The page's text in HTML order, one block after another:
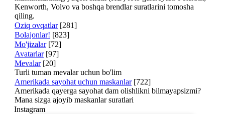
Kenworth, Volvo va boshqa brendlar suratlarini tomosha
qiling.
Oziq ovqatlar [281]
Bolajonlar! [823]
Mo'jizalar [72]
Avatarlar [97]
Mevalar [20]
Turli tuman mevalar uchun bo'lim
Amerikada sayohat uchun maskanlar [722]
Amerikada qayerga sayohat dam olishlikni bilmayapsizmi?
Mana sizga ajoyib maskanlar suratlari
Instagram